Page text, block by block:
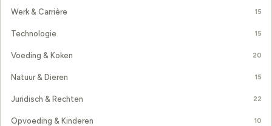
Werk & Carrière 15
Technologie 15
Voeding & Koken 20
Natuur & Dieren 15
Juridisch & Rechten 22
Opvoeding & Kinderen 10